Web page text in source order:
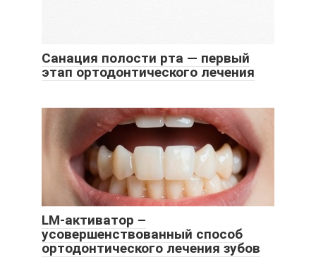
Санация полости рта — первый
этап ортодонтического лечения
LM-активатор –
усовершенствованный способ
ортодонтического лечения зубов